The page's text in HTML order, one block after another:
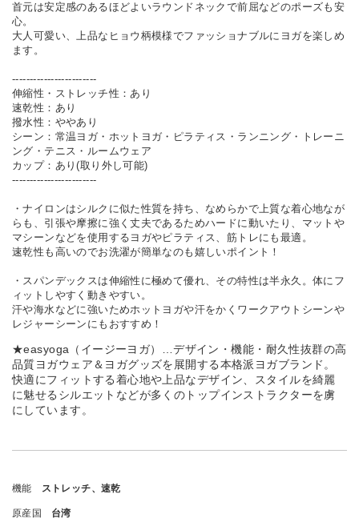
首元は安定感のあるほどよいラウンドネックで前屈などのポーズも安
心。
大人可愛い、上品なヒョウ柄模様でファッショナブルにヨガを楽しめ
ます。
------------------------
伸縮性・ストレッチ性：あり
速乾性：あり
撥水性：ややあり
シーン：常温ヨガ・ホットヨガ・ピラティス・ランニング・トレーニ
ング・テニス・ルームウェア
カップ：あり(取り外し可能)
------------------------
・ナイロンはシルクに似た性質を持ち、なめらかで上質な着心地なが
らも、引張や摩擦に強く丈夫であるためハードに動いたり、マットや
マシーンなどを使用するヨガやピラティス、筋トレにも最適。
速乾性も高いのでお洗濯が簡単なのも嬉しいポイント！
・スパンデックスは伸縮性に極めて優れ、その特性は半永久。体にフ
ィットしやすく動きやすい。
汗や海水などに強いためホットヨガや汗をかくワークアウトシーンや
レジャーシーンにもおすすめ！
★easyoga（イージーヨガ）…デザイン・機能・耐久性抜群の高
品質ヨガウェア＆ヨガグッズを展開する本格派ヨガブランド。
快適にフィットする着心地や上品なデザイン、スタイルを綺麗
に魅せるシルエットなどが多くのトップインストラクターを虜
にしています。
機能 ストレッチ、速乾
原産国 台湾